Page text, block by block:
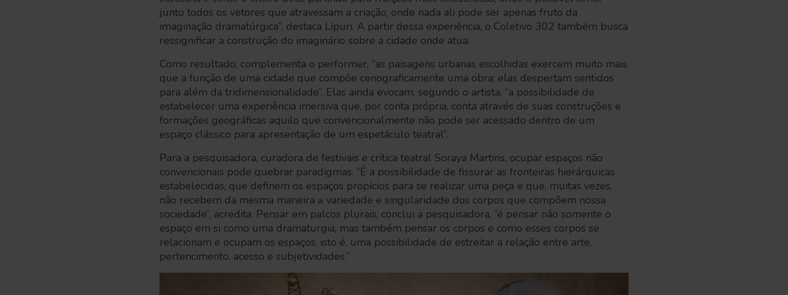
junto todos os vetores que atravessam a criação, onde nada ali pode ser apenas fruto da
imaginação dramatúrgica”, destaca Lípuri. A partir dessa experiência, o Coletivo 302 também busca
ressignificar a construção do imaginário sobre a cidade onde atua.
Como resultado, complementa o performer, “as paisagens urbanas escolhidas exercem muito mais
que a função de uma cidade que compõe cenograficamente uma obra; elas despertam sentidos
para além da tridimensionalidade”. Elas ainda evocam, segundo o artista, “a possibilidade de
estabelecer uma experiência imersiva que, por conta própria, conta através de suas construções e
formações geográficas aquilo que convencionalmente não pode ser acessado dentro de um
espaço clássico para apresentação de um espetáculo teatral”.
Para a pesquisadora, curadora de festivais e crítica teatral Soraya Martins, ocupar espaços não
convencionais pode quebrar paradigmas. “É a possibilidade de fissurar as fronteiras hierárquicas
estabelecidas, que definem os espaços propícios para se realizar uma peça e que, muitas vezes,
não recebem da mesma maneira a variedade e singularidade dos corpos que compõem nossa
sociedade”, acredita. Pensar em palcos plurais, conclui a pesquisadora, “é pensar não somente o
espaço em si como uma dramaturgia, mas também pensar os corpos e como esses corpos se
relacionam e ocupam os espaços, isto é, uma possibilidade de estreitar a relação entre arte,
pertencimento, acesso e subjetividades.”